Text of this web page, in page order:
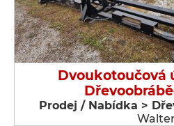
Dvoukotoučová
Prodej / Nabídka >
Walter